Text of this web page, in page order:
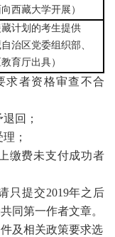
向西藏大学开展）
计划的考生提供
自治区党委组织部、
教育厅出具）
求者资格审查不合
回；
；
缴费未支付成功者
只提交2019年之后
同第一作者文章。
及相关政策要求选